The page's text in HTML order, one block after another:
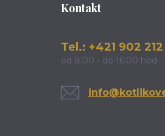
Kontakt
Tel.: +421 902
od 8:00 - do 16:00 hod